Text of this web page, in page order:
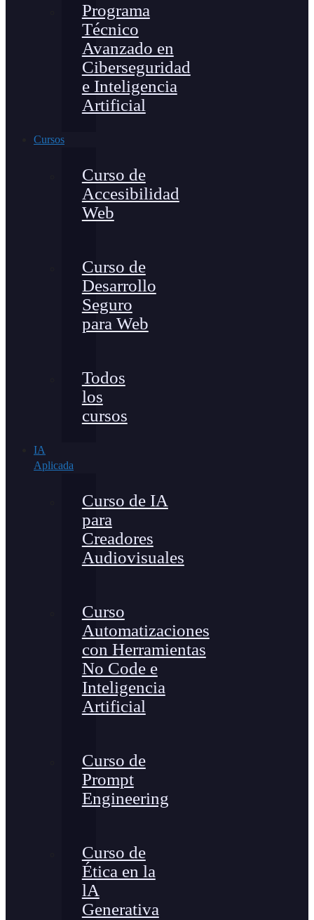
Programa
Técnico
Avanzado en
Ciberseguridad
e Inteligencia
Artificial
Cursos
Curso de
Accesibilidad
Web
Curso de
Desarrollo
Seguro
para Web
Todos
los
cursos
IA
Aplicada
Curso de IA
para
Creadores
Audiovisuales
Curso
Automatizaciones
con Herramientas
No Code e
Inteligencia
Artificial
Curso de
Prompt
Engineering
Curso de
Ética en la
lA
Generativa